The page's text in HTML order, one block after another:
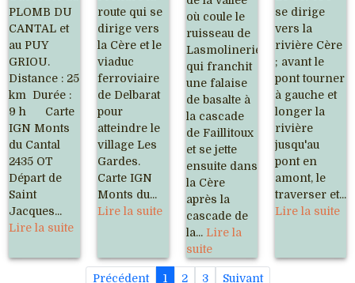
PLOMB DU
CANTAL et
au PUY
GRIOU.
Distance : 25
km Durée :
9 h Carte
IGN Monts
du Cantal
2435 OT
Départ de
Saint
Jacques...
Lire la suite
route qui se
dirige vers
la Cère et le
viaduc
ferroviaire
de Delbarat
pour
atteindre le
village Les
Gardes.
Carte IGN
Monts du...
Lire la suite
où coule le
ruisseau de
Lasmolineries
qui franchit
une falaise
de basalte à
la cascade
de Faillitoux
et se jette
ensuite dans
la Cère
après la
cascade de
la... Lire la
suite
se dirige
vers la
rivière Cère
; avant le
pont tourner
à gauche et
longer la
rivière
jusqu'au
pont en
amont, le
traverser et...
Lire la suite
Précédent 1 2 3 Suivant